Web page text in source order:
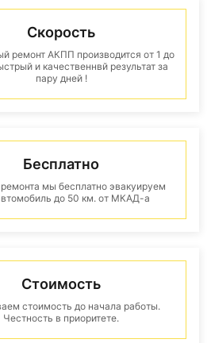
Скорость
ремонт АКПП производится от 1 до
и качественнвй результат за
пару дней !
Бесплатно
мы бесплатно эвакуируем
до 50 км. от МКАД-а
Стоимость
стоимость до начала работы.
Честность в приоритете.